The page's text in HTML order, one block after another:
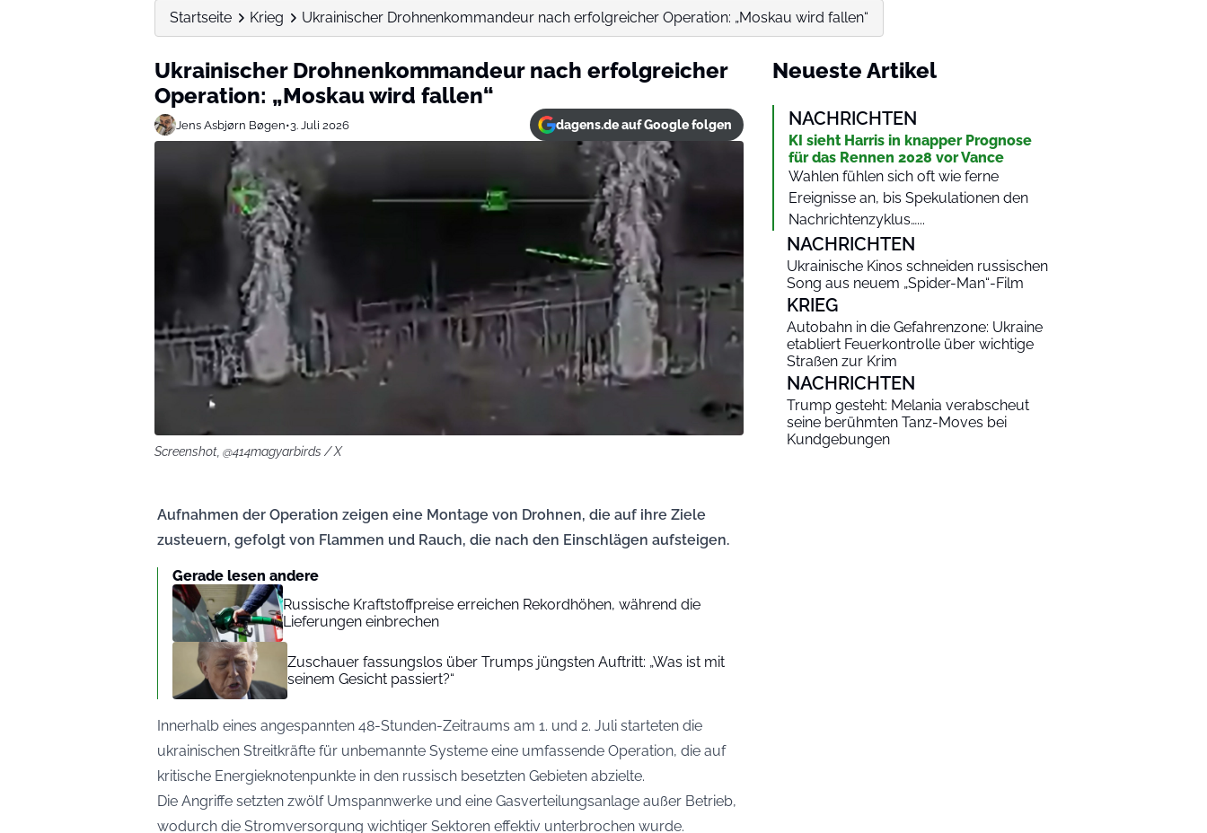
Startseite Krieg Ukrainischer Drohnenkommandeur nach erfolgreicher Operation: „Moskau wird fallen“
Ukrainischer Drohnenkommandeur nach erfolgreicher
Operation: „Moskau wird fallen“
Jens Asbjørn Bøgen•3. Juli 2026 dagens.de auf Google folgen
Screenshot, @414magyarbirds / X
Aufnahmen der Operation zeigen eine Montage von Drohnen, die auf ihre Ziele
zusteuern, gefolgt von Flammen und Rauch, die nach den Einschlägen aufsteigen.
Gerade lesen andere
Russische Kraftstoffpreise erreichen Rekordhöhen, während die
Lieferungen einbrechen
Zuschauer fassungslos über Trumps jüngsten Auftritt: „Was ist mit
seinem Gesicht passiert?“
Innerhalb eines angespannten 48-Stunden-Zeitraums am 1. und 2. Juli starteten die
ukrainischen Streitkräfte für unbemannte Systeme eine umfassende Operation, die auf
kritische Energieknotenpunkte in den russisch besetzten Gebieten abzielte.
Die Angriffe setzten zwölf Umspannwerke und eine Gasverteilungsanlage außer Betrieb,
wodurch die Stromversorgung wichtiger Sektoren effektiv unterbrochen wurde.
Neueste Artikel
NACHRICHTEN
KI sieht Harris in knapper Prognose
für das Rennen 2028 vor Vance
Wahlen fühlen sich oft wie ferne
Ereignisse an, bis Spekulationen den
Nachrichtenzyklus…...
NACHRICHTEN
Ukrainische Kinos schneiden russischen
Song aus neuem „Spider-Man“-Film
KRIEG
Autobahn in die Gefahrenzone: Ukraine
etabliert Feuerkontrolle über wichtige
Straßen zur Krim
NACHRICHTEN
Trump gesteht: Melania verabscheut
seine berühmten Tanz-Moves bei
Kundgebungen